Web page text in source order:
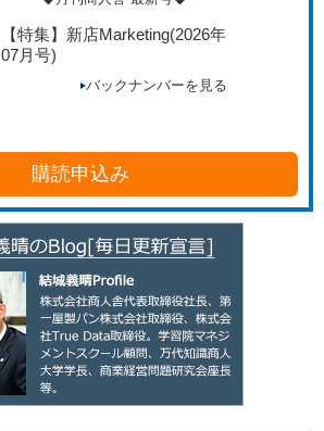
【特集】新店Marketing(2026年
07月号)
バックナンバーを見る
購読申込み